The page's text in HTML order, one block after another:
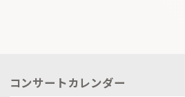
コンサートカレンダー